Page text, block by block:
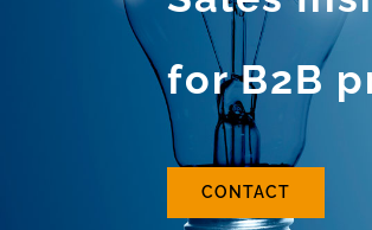
for B2B
CONTACT